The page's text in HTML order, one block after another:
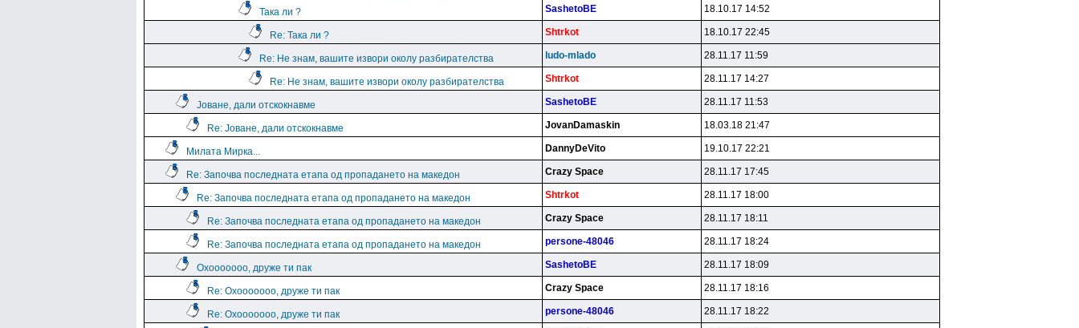
Така ли ? SashetoBE 18.10.17 14:52
Re: Така ли ? Shtrkot 18.10.17 22:45
Re: Не знам, вашите извори околу разбирателства ludo-mlado 28.11.17 11:59
Re: Не знам, вашите извори околу разбирателства Shtrkot 28.11.17 14:27
Јоване, дали отскокнавме SashetoBE 28.11.17 11:53
Re: Јоване, дали отскокнавме JovanDamaskin 18.03.18 21:47
Милата Мирка... DannyDeVito 19.10.17 22:21
Re: Започва последната етапа од пропадането на македон Crazy Space 28.11.17 17:45
Re: Започва последната етапа од пропадането на македон Shtrkot 28.11.17 18:00
Re: Започва последната етапа од пропадането на македон Crazy Space 28.11.17 18:11
Re: Започва последната етапа од пропадането на македон persone-48046 28.11.17 18:24
Охооооооо, друже ти пак SashetoBE 28.11.17 18:09
Re: Охооооооо, друже ти пак Crazy Space 28.11.17 18:16
Re: Охооооооо, друже ти пак persone-48046 28.11.17 18:22